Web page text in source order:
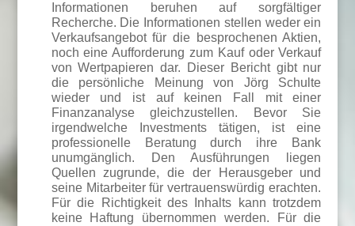
Informationen beruhen auf sorgfältiger
Recherche. Die Informationen stellen weder ein
Verkaufsangebot für die besprochenen Aktien,
noch eine Aufforderung zum Kauf oder Verkauf
von Wertpapieren dar. Dieser Bericht gibt nur
die persönliche Meinung von Jörg Schulte
wieder und ist auf keinen Fall mit einer
Finanzanalyse gleichzustellen. Bevor Sie
irgendwelche Investments tätigen, ist eine
professionelle Beratung durch ihre Bank
unumgänglich. Den Ausführungen liegen
Quellen zugrunde, die der Herausgeber und
seine Mitarbeiter für vertrauenswürdig erachten.
Für die Richtigkeit des Inhalts kann trotzdem
keine Haftung übernommen werden. Für die